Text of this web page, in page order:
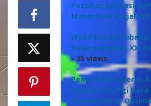
Pastikan Edukasi
Mahasiswa Berjalan
Wakil Bupati
Kerja pangdam XXI
- 35 views
Pemerintah Daerah
Perkuat Sinergi Data
Daerah Untuk